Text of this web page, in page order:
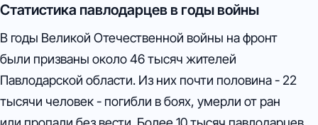
Статистика павлодарцев в годы войны
В годы Великой Отечественной войны на фронт
были призваны около 46 тысяч жителей
Павлодарской области. Из них почти половина - 22
тысячи человек - погибли в боях, умерли от ран